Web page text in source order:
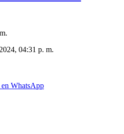
04:31 p. m.
en WhatsApp